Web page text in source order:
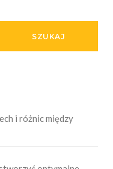
SZUKAJ
i różnic między